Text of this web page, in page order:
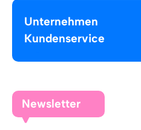
Unternehmen
Kundenservice
Newsletter